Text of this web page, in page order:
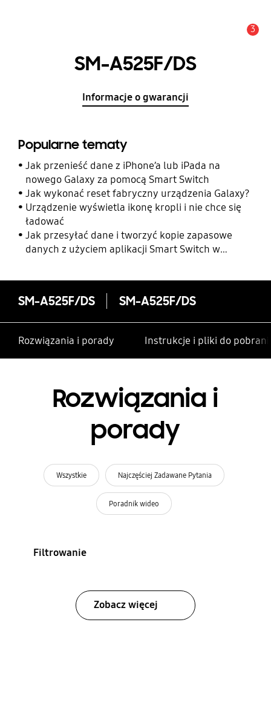
3
SM-A525F/DS
Informacje o gwarancji
Popularne tematy
Jak przenieść dane z iPhone’a lub iPada na
nowego Galaxy za pomocą Smart Switch
Jak wykonać reset fabryczny urządzenia Galaxy?
Urządzenie wyświetla ikonę kropli i nie chce się
ładować
Jak przesyłać dane i tworzyć kopie zapasowe
danych z użyciem aplikacji Smart Switch w
SM-A525F/DS SM-A525F/DS
Rozwiązania i porady Instrukcje i pliki do
Rozwiązania i
porady
Wszystkie Najczęściej Zadawane Pytania
Poradnik wideo
Filtrowanie
Zobacz więcej